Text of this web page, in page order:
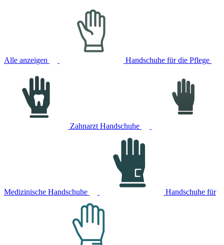
Alle anzeigen Handschuhe für die Pflege
Zahnarzt Handschuhe
Medizinische Handschuhe Handschuhe für